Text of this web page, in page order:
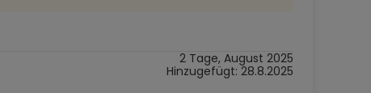
2 Tage, August 2025
Hinzugefügt: 28.8.2025